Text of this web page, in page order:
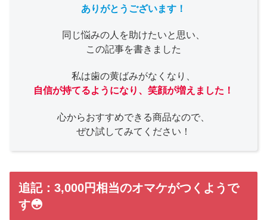
ありがとうございます！
同じ悩みの人を助けたいと思い、
この記事を書きました
私は歯の黄ばみがなくなり、
自信が持てるようになり、笑顔が増えました！
心からおすすめできる商品なので、
ぜひ試してみてください！
追記：3,000円相当のオマケがつくようで
す😳